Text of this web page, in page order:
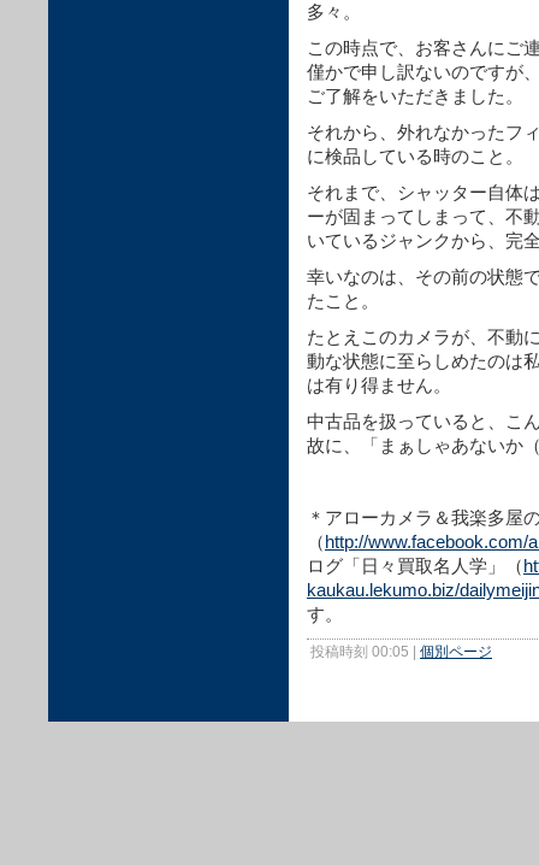
多々。
この時点で、お客さんにご
僅かで申し訳ないのですが
ご了解をいただきました。
それから、外れなかったフ
に検品している時のこと。
それまで、シャッター自体
ーが固まってしまって、不
いているジャンクから、完
幸いなのは、その前の状態
たこと。
たとえこのカメラが、不動
動な状態に至らしめたのは
は有り得ません。
中古品を扱っていると、こ
故に、「まぁしゃあないか
＊アローカメラ＆我楽多屋
（http://www.facebook.com/
ログ「日々買取名人学」（
kaukau.lekumo.biz/
す。
投稿時刻 00:05 | 個別ページ